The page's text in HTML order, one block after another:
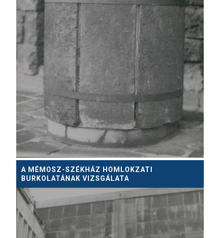
A MÉMOSZ-SZÉKHÁZ HOMLOKZATI
BURKOLATÁNAK VIZSGÁLATA